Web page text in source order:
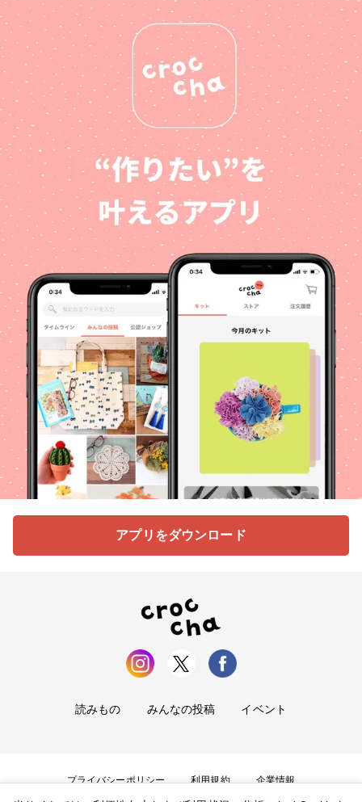
アプリをダウンロード
読みもの みんなの投稿 イベント
プライバシーポリシー 利用規約 企業情報